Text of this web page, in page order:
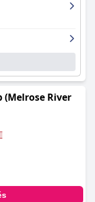
(Melrose River